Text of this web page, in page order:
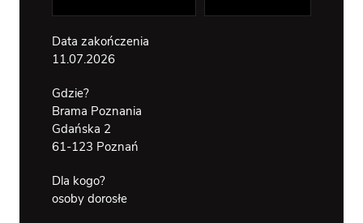
DOSTĘPNOŚĆ
Data zakończenia
11.07.2026
Gdzie?
Brama Poznania
Gdańska 2
61-123 Poznań
Dla kogo?
osoby dorosłe